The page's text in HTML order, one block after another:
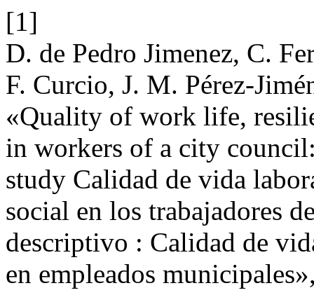
[1]
D. de Pedro Jimenez, C.
F. Curcio, J. M. Pérez-
«Quality of work life,
in workers of a city
study Calidad de vida
social en los trabajadores
descriptivo : Calidad de
en empleados